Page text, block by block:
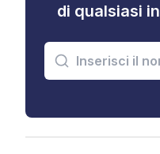
di qualsiasi